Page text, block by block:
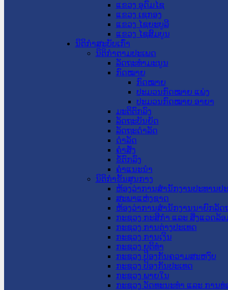
ແຂວງ ອຸດົມໄຊ
ແຂວງ ເຊກອງ
ແຂວງ ໄຊຍະບູລີ
ແຂວງ ໄຊສົມບູນ
ນິຕິກໍາສະບັບເກົ່າ
ນິຕິກຳຕາມປະເພດ
ລັດຖະທໍາມະນູນ
ກົດໝາຍ
ກົດໝາຍ
ປະມວນກົດໝາຍ ແພ່ງ
ປະມວນກົດໝາຍ ອາຍາ
ມະຕິຕົກລົງ
ລັດຖະບັນຍັດ
ລັດຖະດໍາລັດ
ດໍາລັດ
ຄໍາສັ່ງ
ຂໍ້ຕົກລົງ
ຄໍາແນະນໍາ
ນິຕິກໍາຂັ້ນສູນກາງ
ຫ້ອງວ່າການສໍານັກງານປະທານປ
ສະພາແຫ່ງຊາດ
ຫ້ອງວ່າການສຳນັກງານນາຍົກລັດ
ກະຊວງ ກະສິກຳ ແລະ ສິ່ງແວດລ້ອ
ກະຊວງ ການຕ່າງປະເທດ
ກະຊວງ ການເງິນ
ກະຊວງ ຍຸຕິທໍາ
ກະຊວງ ປ້ອງກັນຄວາມສະຫງົບ
ກະຊວງ ປ້ອງກັນປະເທດ
ກະຊວງ ພາຍໃນ
ກະຊວງ ວັດທະນະທຳ ແລະ ການທ່